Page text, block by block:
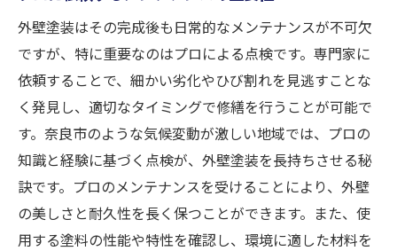
性
修繕費用を抑えるための予防的な対策
外壁塗装はその完成後も日常的なメンテナンスが不可欠
ですが、特に重要なのはプロによる点検です。専門家に
依頼することで、細かい劣化やひび割れを見逃すことな
く発見し、適切なタイミングで修繕を行うことが可能で
す。奈良市のような気候変動が激しい地域では、プロの
知識と経験に基づく点検が、外壁塗装を長持ちさせる秘
訣です。プロのメンテナンスを受けることにより、外壁
の美しさと耐久性を長く保つことができます。また、使
用する塗料の性能や特性を確認し、環境に適した材料を